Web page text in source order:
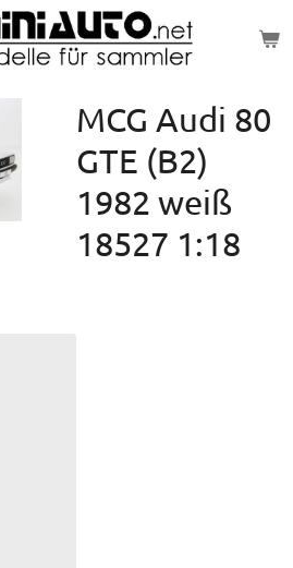
MCG Audi 80
GTE (B2)
1982 weiß
18527 1:18